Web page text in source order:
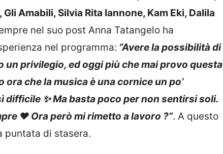
Amabili, Silvia Rita Iannone, Kam Eki, Dalila
nel suo post Anna Tatangelo ha
nel programma: “Avere la possibilità di
un privilegio, ed oggi più che mai provo questa
che la musica è una cornice un po’
✨ Ma basta poco per non sentirsi soli.
❤️ Ora però mi rimetto a lavoro ?”. A questo
puntata di stasera.